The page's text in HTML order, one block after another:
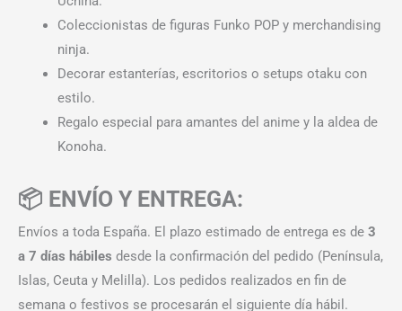
Coleccionistas de figuras Funko POP y merchandising
ninja.
Decorar estanterías, escritorios o setups otaku con
estilo.
Regalo especial para amantes del anime y la aldea de
Konoha.
📦 ENVÍO Y ENTREGA:
Envíos a toda España. El plazo estimado de entrega es de 3
a 7 días hábiles desde la confirmación del pedido (Península,
Islas, Ceuta y Melilla). Los pedidos realizados en fin de
semana o festivos se procesarán el siguiente día hábil.